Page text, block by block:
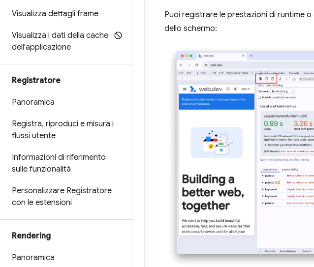
Visualizza dettagli frame
Visualizza i dati della cache
dell'applicazione
Registratore
Panoramica
Registra, riproduci e misura i
flussi utente
Informazioni di riferimento
sulle funzionalità
Personalizzare Registratore
con le estensioni
Rendering
Panoramica
Puoi registrare le prestazioni di runtime
dello schermo: